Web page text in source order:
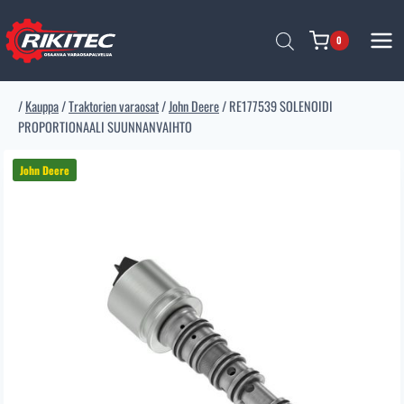
sisältöön
0
/Kauppa/Traktorien varaosat/John Deere/RE177539 SOLENOIDI
PROPORTIONAALI SUUNNANVAIHTO